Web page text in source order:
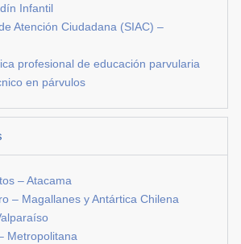
Infantil
Atención Ciudadana (SIAC) –
profesional de educación parvularia
en párvulos
– Atacama
– Magallanes y Antártica Chilena
Metropolitana